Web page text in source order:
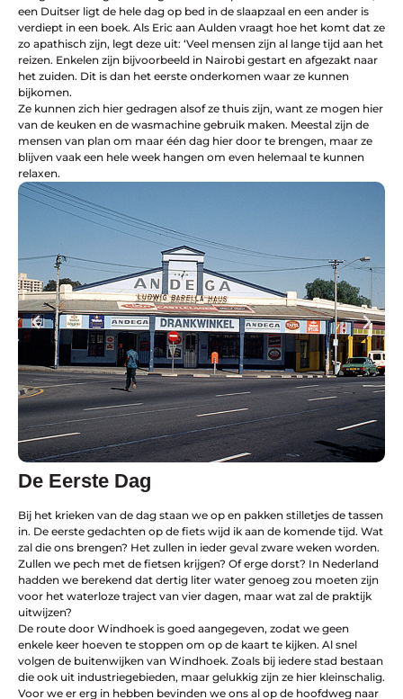
een Duitser ligt de hele dag op bed in de slaapzaal en een ander is
verdiept in een boek. Als Eric aan Aulden vraagt hoe het komt dat ze
zo apathisch zijn, legt deze uit: ‘Veel mensen zijn al lange tijd aan het
reizen. Enkelen zijn bijvoorbeeld in Nairobi gestart en afgezakt naar
het zuiden. Dit is dan het eerste onderkomen waar ze kunnen
bijkomen.
Ze kunnen zich hier gedragen alsof ze thuis zijn, want ze mogen hier
van de keuken en de wasmachine gebruik maken. Meestal zijn de
mensen van plan om maar één dag hier door te brengen, maar ze
blijven vaak een hele week hangen om even helemaal te kunnen
relaxen.
De Eerste Dag
Bij het krieken van de dag staan we op en pakken stilletjes de tassen
in. De eerste gedachten op de fiets wijd ik aan de komende tijd. Wat
zal die ons brengen? Het zullen in ieder geval zware weken worden.
Zullen we pech met de fietsen krijgen? Of erge dorst? In Nederland
hadden we berekend dat dertig liter water genoeg zou moeten zijn
voor het waterloze traject van vier dagen, maar wat zal de praktijk
uitwijzen?
De route door Windhoek is goed aangegeven, zodat we geen
enkele keer hoeven te stoppen om op de kaart te kijken. Al snel
volgen de buitenwijken van Windhoek. Zoals bij iedere stad bestaan
die ook uit industriegebieden, maar gelukkig zijn ze hier kleinschalig.
Voor we er erg in hebben bevinden we ons al op de hoofdweg naar